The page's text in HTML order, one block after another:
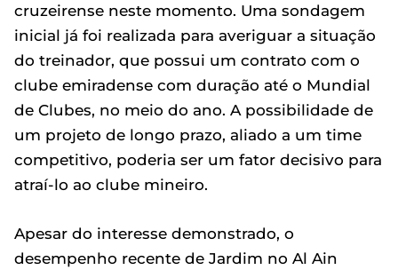
cruzeirense neste momento. Uma sondagem
inicial já foi realizada para averiguar a situação
do treinador, que possui um contrato com o
clube emiradense com duração até o Mundial
de Clubes, no meio do ano. A possibilidade de
um projeto de longo prazo, aliado a um time
competitivo, poderia ser um fator decisivo para
atraí-lo ao clube mineiro.
Apesar do interesse demonstrado, o
desempenho recente de Jardim no Al Ain